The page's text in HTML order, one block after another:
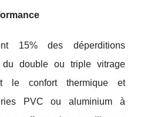
15% des déperditions
du double ou triple vitrage
le confort thermique et
PVC ou aluminium à